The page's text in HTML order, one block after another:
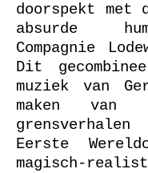
doorspekt met
absurde
Compagnie
Dit
muziek van
maken van
Eerste
magisch-